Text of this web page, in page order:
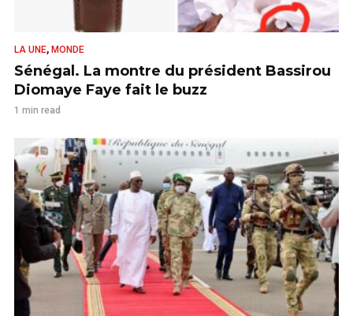
LA UNE, MONDE
Sénégal. La montre du président Bassirou
Diomaye Faye fait le buzz
1 min read